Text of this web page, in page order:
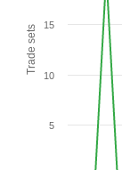
Trade sets
5
10
15